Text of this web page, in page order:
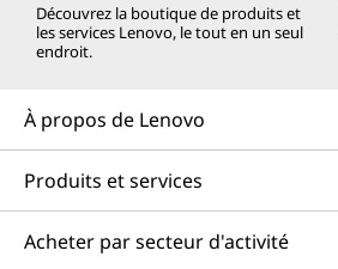
Découvrez la boutique de produits et
les services Lenovo, le tout en un seul
endroit.
À propos de Lenovo
Produits et services
Acheter par secteur d'activité